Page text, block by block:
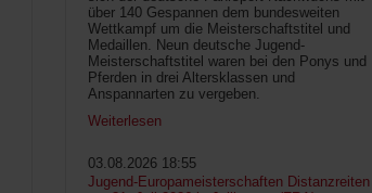
über 140 Gespannen dem bundesweiten
Wettkampf um die Meisterschaftstitel und
Medaillen. Neun deutsche Jugend-
Meisterschaftstitel waren bei den Ponys und
Pferden in drei Altersklassen und
Anspannarten zu vergeben.
Weiterlesen
03.08.2026 18:55
Jugend-Europameisterschaften Distanzreiten